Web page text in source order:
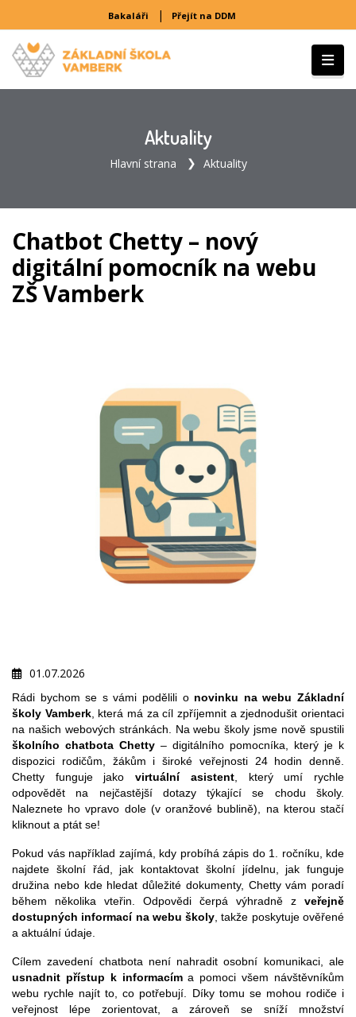
Bakaláři | Přejít na DDM
Aktuality
Hlavní strana Aktuality
Chatbot Chetty – nový
digitální pomocník na webu
ZŠ Vamberk
01.07.2026
Rádi bychom se s vámi podělili o novinku na webu Základní
školy Vamberk, která má za cíl zpříjemnit a zjednodušit orientaci
na našich webových stránkách. Na webu školy jsme nově spustili
školního chatbota Chetty – digitálního pomocníka, který je k
dispozici rodičům, žákům i široké veřejnosti 24 hodin denně.
Chetty funguje jakovirtuální asistent, který umí rychle
odpovědět na nejčastější dotazy týkající se chodu školy.
Naleznete ho vpravo dole (v oranžové bublině), na kterou stačí
kliknout a ptát se!
Pokud vás například zajímá, kdy probíhá zápis do 1. ročníku, kde
najdete školní řád, jak kontaktovat školní jídelnu, jak funguje
družina nebo kde hledat důležité dokumenty, Chetty vám poradí
během několika vteřin. Odpovědi čerpá výhradně z veřejně
dostupných informací na webu školy, takže poskytuje ověřené
a aktuální údaje.
Cílem zavedení chatbota není nahradit osobní komunikaci, ale
usnadnit přístup k informacíma pomoci všem návštěvníkům
webu rychle najít to, co potřebují. Díky tomu se mohou rodiče i
veřejnost lépe zorientovat, a zároveň se sníží množství